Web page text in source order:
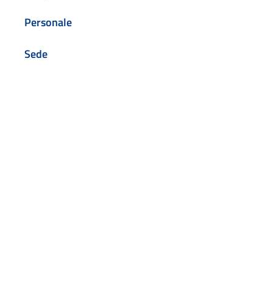
Personale
Sede